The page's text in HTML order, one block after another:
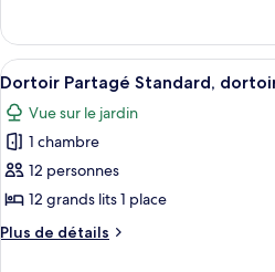
chambre :
Dortoir
Partagé
Standard,
femmes
uniquement
le
type
de
chambre
Dortoir
Partagé
Standard,
femmes
uniquement
Afficher
toutes
les
photos
pour
ce
type
de
16
Dortoir Partagé Standard,
Vue sur le jardin
1 chambre
12 personnes
12 grands lits 1 place
Plus de détails
Plus